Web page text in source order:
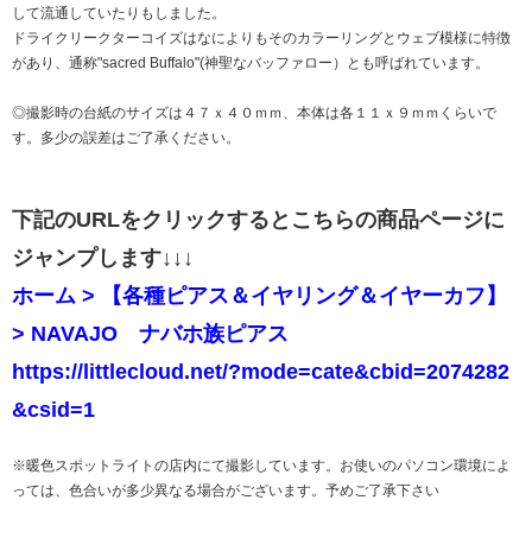
して流通していたりもしました。
ドライクリークターコイズはなによりもそのカラーリングとウェブ模様に特徴
があり、通称"sacred Buffalo"(神聖なバッファロー）とも呼ばれています。
◎撮影時の台紙のサイズは４７ｘ４０ｍｍ、本体は各１１ｘ９ｍｍくらいで
す。多少の誤差はご了承ください。
下記のURLをクリックするとこちらの商品ページに
ジャンプします↓↓↓
ホーム > 【各種ピアス＆イヤリング＆イヤーカフ】
> NAVAJO ナバホ族ピアス
https://littlecloud.net/?mode=cate&cbid=2074282
&csid=1
※暖色スポットライトの店内にて撮影しています。お使いのパソコン環境によ
っては、色合いが多少異なる場合がございます。予めご了承下さい